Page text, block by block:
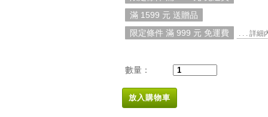
滿 1599 元 送贈品
限定條件 滿 999 元 免運費
. . . 詳細
數量：
放入購物車